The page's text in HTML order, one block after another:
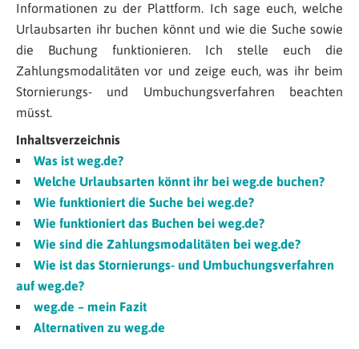
Informationen zu der Plattform. Ich sage euch, welche
Urlaubsarten ihr buchen könnt und wie die Suche sowie
die Buchung funktionieren. Ich stelle euch die
Zahlungsmodalitäten vor und zeige euch, was ihr beim
Stornierungs- und Umbuchungsverfahren beachten
müsst.
Inhaltsverzeichnis
Was ist weg.de?
Welche Urlaubsarten könnt ihr bei weg.de buchen?
Wie funktioniert die Suche bei weg.de?
Wie funktioniert das Buchen bei weg.de?
Wie sind die Zahlungsmodalitäten bei weg.de?
Wie ist das Stornierungs- und Umbuchungsverfahren
auf weg.de?
weg.de – mein Fazit
Alternativen zu weg.de